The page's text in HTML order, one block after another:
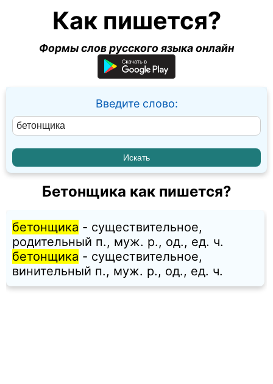
Как пишется?
Формы слов русского языка онлайн
Введите слово:
Бетонщика как пишется?
бетонщика - существительное,
родительный п., муж. p., од., ед. ч.
бетонщика - существительное,
винительный п., муж. p., од., ед. ч.